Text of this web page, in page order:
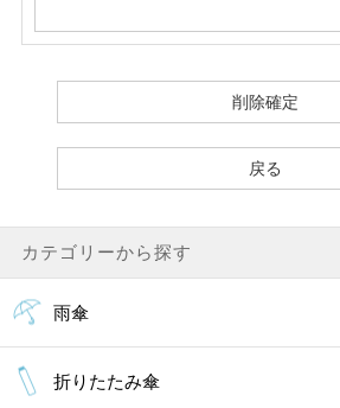
カテゴリーから探す
雨傘
折りたたみ傘